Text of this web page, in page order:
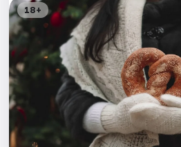
Экскурсии
События
Города
Площадки
18+